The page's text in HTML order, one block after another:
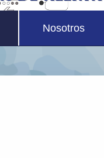
Nosotros